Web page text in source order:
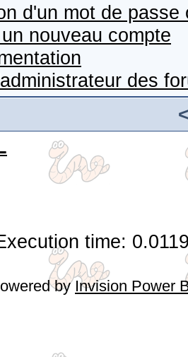
d'un mot de passe
nouveau compte
des
time:
byInvision Power